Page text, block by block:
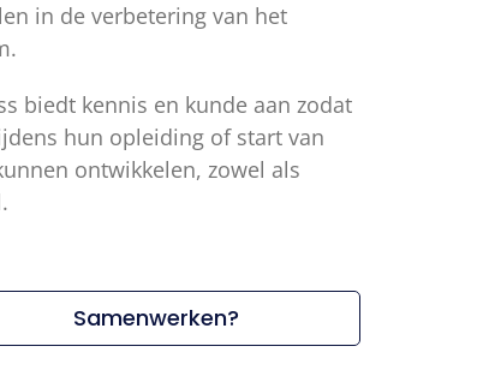
in de verbetering van het
biedt kennis en kunde aan zodat
hun opleiding of start van
ontwikkelen, zowel als
Samenwerken?